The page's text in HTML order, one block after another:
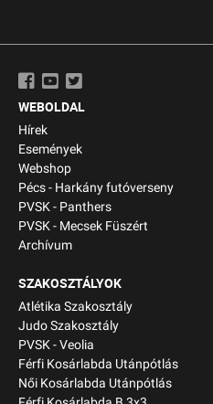
WEBOLDAL
Hírek
Események
Webshop
Pécs - Harkány futóverseny
PVSK - Panthers
PVSK - Mecsek Füszért
Archívum
SZAKOSZTÁLYOK
Atlétika Szakosztály
Judo Szakosztály
PVSK - Veolia
Férfi Kosárlabda Utánpótlás
Női Kosárlabda Utánpótlás